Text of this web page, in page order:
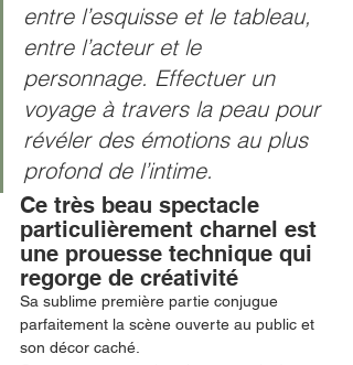
entre l’esquisse et le tableau,
entre l’acteur et le
personnage. Effectuer un
voyage à travers la peau pour
révéler des émotions au plus
profond de l’intime.
Ce très beau spectacle
particulièrement charnel est
une prouesse technique qui
regorge de créativité
Sa sublime première partie conjugue
parfaitement la scène ouverte au public et
son décor caché.